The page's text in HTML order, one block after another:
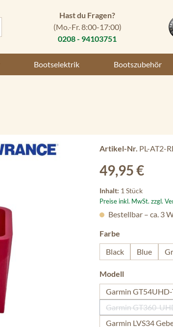
Hast du Fragen?
(Mo.-Fr. 8:00-17:00)
0208 - 94103751
Bootselektrik Bootszubehör
Artikel-Nr. PL-AT2-
Regulärer Preis:
49,95 €
Inhalt: 1 Stück
Preise inkl. MwSt. zzgl.
Bestellbar – ca. 3
Farbe
Black
Blue
Modellauswählen
Garmin
Garmin GT360-
Garmin LVS34